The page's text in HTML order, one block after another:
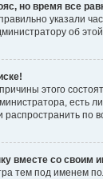
но время все
указали
об
этого
есть
распространить
вместе со своим
тем под именем